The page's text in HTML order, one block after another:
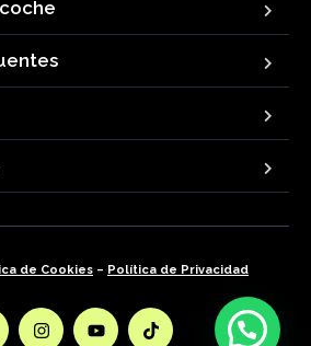
de Cookies – Política de Privacidad